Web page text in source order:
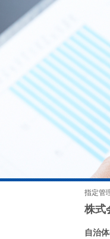
指定管
株式
自治